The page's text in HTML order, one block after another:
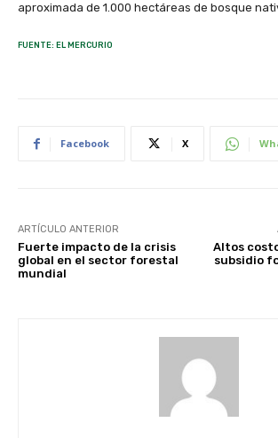
aproximada de 1.000 hectáreas de bosque
FUENTE: EL MERCURIO
Facebook X
ARTÍCULO ANTERIOR
Fuerte impacto de la crisis
global en el sector forestal
mundial
Altos
subsidio